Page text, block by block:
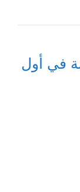
في أول